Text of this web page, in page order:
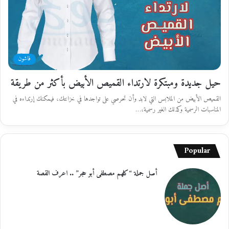
فاشون
حيل جديدة ومبتكرة لارتداء القميص الأبيض بأكثر من طريقة
القميص الأبيض من الملابس التي لابد وأن تحرصي على تواجدها في خزانتك، فيمكنك إرتداءه في
المناسبات الرسمية وكذلك الغير رسمية،…
Popular
أصل جملة “كلهم مصطفى أبو حجر” .. اعرف القصة